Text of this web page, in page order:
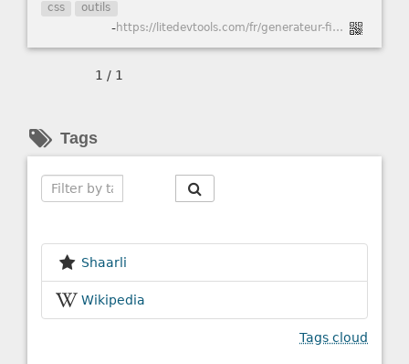
css outils
- https://litedevtools.com/fr/generateur-filtre-css/
1 / 1
Tags
Shaarli
Wikipedia
Tags cloud